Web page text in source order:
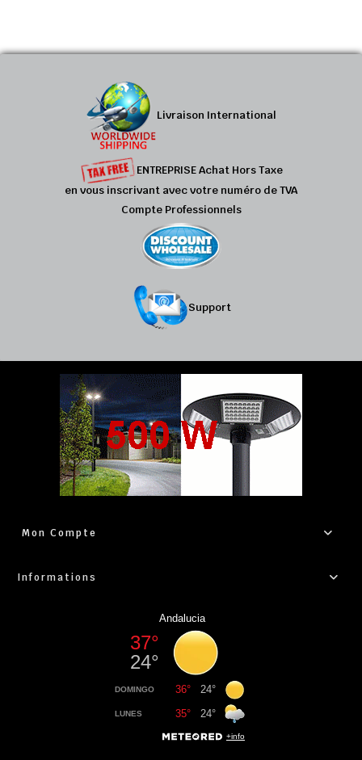
Livraison International
ENTREPRISE Achat Hors Taxe
en vous inscrivant avec votre numéro de TVA
Compte Professionnels
Support
Mon Compte
Informations